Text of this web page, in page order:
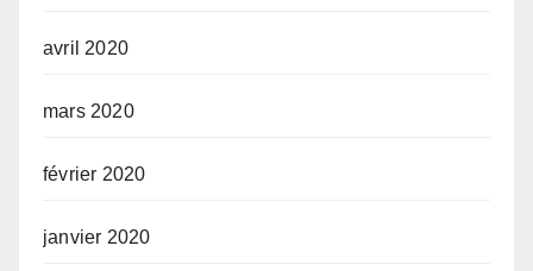
avril 2020
mars 2020
février 2020
janvier 2020